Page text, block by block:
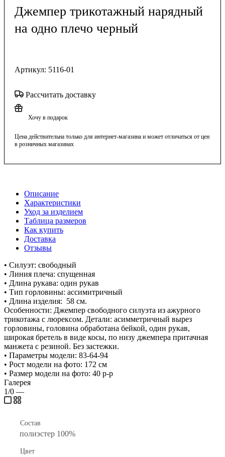
Джемпер трикотажный нарядный
на одно плечо черный
Артикул: 5116-01
Рассчитать доставку
Хочу в подарок
Цена действительна только для интернет-магазина и может отличаться от цен
в розничных магазинах
Описание
Характеристики
Уход за изделием
Таблица размеров
Как купить
Доставка
Отзывы
• Силуэт: свободный
• Линия плеча: спущенная
• Длина рукава: один рукав
• Тип горловины: ассимитричный
• Длина изделия: 58 см.
Особенности: Джемпер свободного силуэта из ажурного
трикотажа с люрексом. Детали: асимметричный вырез
горловины, головина обработана бейкой, один рукав,
широкая бретель в виде косы, по низу джемпера притачная
манжета с резиной. Без застежки.
• Параметры модели: 83-64-94
• Рост модели на фото: 172 см
• Размер модели на фото: 40 р-р
Галерея
1/0 —
Состав
полиэстер 100%
Цвет